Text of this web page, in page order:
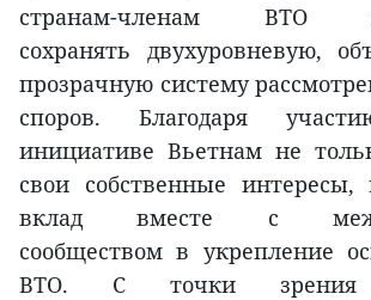
странам-членам ВТО
сохранять двухуровневую,
прозрачную систему
споров. Благодаря
инициативе Вьетнам не
свои собственные
вклад вместе с
сообществом в укрепление
ВТО. С точки зрения